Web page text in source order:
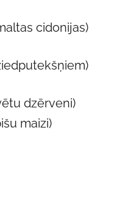
cidonijas)
dzērveni)
maizi)